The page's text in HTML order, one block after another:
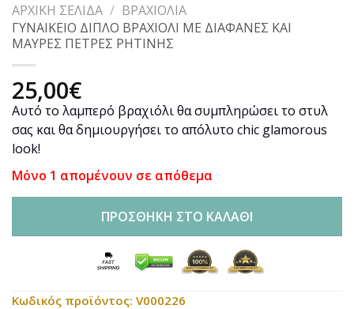
ΑΡΧΙΚΉ ΣΕΛΊΔΑ / ΒΡΑΧΙΌΛΙΑ
ΓΥΝΑΙΚΕΙΟ ΔΙΠΛΟ ΒΡΑΧΙΟΛΙ ΜΕ ΔΙΑΦΑΝΕΣ ΚΑΙ
ΜΑΥΡΕΣ ΠΕΤΡΕΣ ΡΗΤΙΝΗΣ
25,00€
Αυτό το λαμπερό βραχιόλι θα συμπληρώσει το στυλ
σας και θα δημιουργήσει το απόλυτο chic glamorous
look!
Μόνο 1 απομένουν σε απόθεμα
ΠΡΟΣΘΉΚΗ ΣΤΟ ΚΑΛΆΘΙ
Κωδικός προϊόντος: V000226